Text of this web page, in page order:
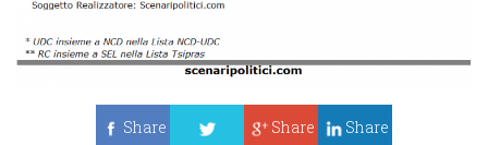
Share
Share Share